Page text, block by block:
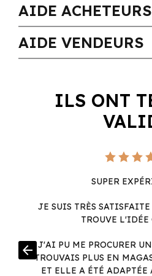
AIDE ACHETEURS
AIDE VENDEURS
ILS ONT
SUPER
JE SUIS TRÈS
TROUVE
J'AI PU ME PROCURER
TROUVAIS PLUS EN
ET ELLE A ÉTÉ ADAPTÉE
arrow_back